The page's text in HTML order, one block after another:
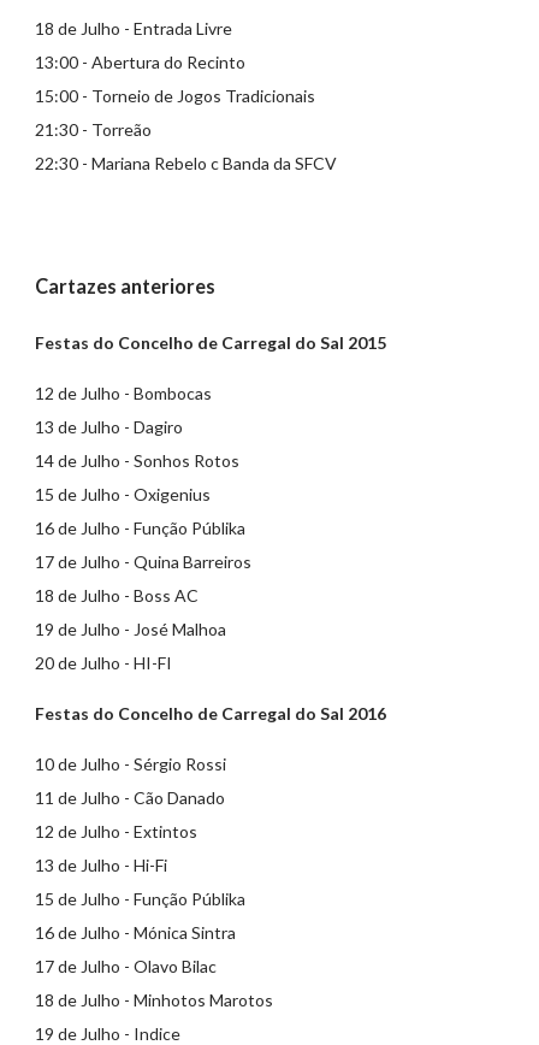
18 de Julho - Entrada Livre
13:00 - Abertura do Recinto
15:00 - Torneio de Jogos Tradicionais
21:30 - Torreão
22:30 - Mariana Rebelo c Banda da SFCV
Cartazes anteriores
Festas do Concelho de Carregal do Sal 2015
12 de Julho - Bombocas
13 de Julho - Dagiro
14 de Julho - Sonhos Rotos
15 de Julho - Oxigenius
16 de Julho - Função Públika
17 de Julho - Quina Barreiros
18 de Julho - Boss AC
19 de Julho - José Malhoa
20 de Julho - HI-FI
Festas do Concelho de Carregal do Sal 2016
10 de Julho - Sérgio Rossi
11 de Julho - Cão Danado
12 de Julho - Extintos
13 de Julho - Hi-Fi
15 de Julho - Função Públika
16 de Julho - Mónica Sintra
17 de Julho - Olavo Bilac
18 de Julho - Minhotos Marotos
19 de Julho - Indice